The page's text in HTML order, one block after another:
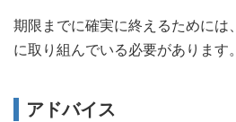
期限までに確実に終えるためには
に取り組んでいる必要があります。
アドバイス